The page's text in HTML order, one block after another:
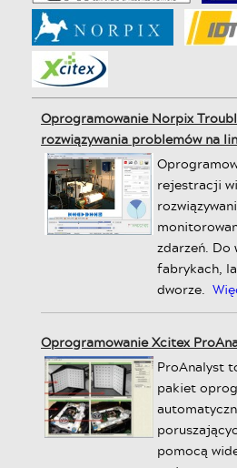
Oprogramowanie Norpix
rozwiązywania problemów na
rejestracji
zdarzeń. Do
fabrykach,
dworze.
Oprogramowanie Xcitex
ProAnalyst
pakiet
pomocą